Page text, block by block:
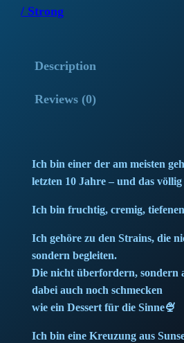
p
r
c
a
s
:
e
2
8
t
M
/ Strong
Description
Reviews (0)
Ich bin einer der am meisten
letzten 10 Jahre – und das
Ich bin fruchtig, cremig,
Ich gehöre zu den Strains, die
sondern begleiten.
Die nicht überfordern, sondern
dabei auch noch schmecken
wie ein Dessert für die Sinne🍨
Ich bin eine Kreuzung aus